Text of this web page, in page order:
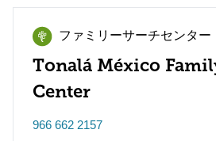
ファミリーサーチセンター
Tonalá México
Center
966 662 2157